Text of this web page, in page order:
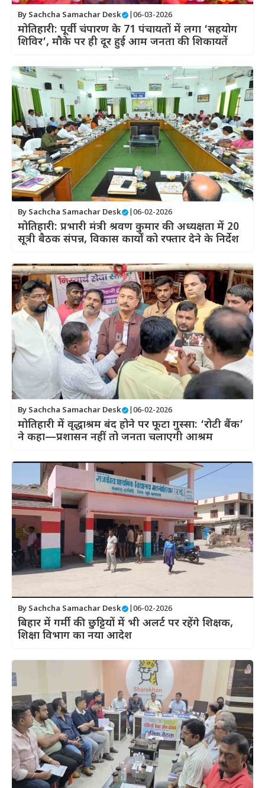
By Sachcha Samachar Desk 06-03-2026
मोतिहारी: पूर्वी चंपारण के 71 पंचायतों में लगा ‘सहयोग
शिविर’, मौके पर ही दूर हुई आम जनता की शिकायतें
By Sachcha Samachar Desk 06-02-2026
मोतिहारी: प्रभारी मंत्री श्रवण कुमार की अध्यक्षता में 20
सूत्री बैठक संपन्न, विकास कार्यों को रफ्तार देने के निर्देश
By Sachcha Samachar Desk 06-02-2026
मोतिहारी में वृद्धाश्रम बंद होने पर फूटा गुस्सा: ‘रोटी बैंक’
ने कहा—प्रशासन नहीं तो जनता चलाएगी आश्रम
By Sachcha Samachar Desk 06-02-2026
बिहार में गर्मी की छुट्टियों में भी अलर्ट पर रहेंगे शिक्षक,
शिक्षा विभाग का नया आदेश